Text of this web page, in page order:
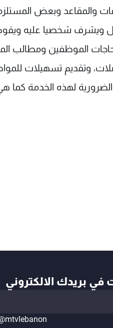
والمقاعد وبعض
ويشرف شخصيا عليه ويقوم
الموظفين ومطالب
وتقديم تسهيلات
الضرورية لهذه الخدمة كما
في بريدك الالكتروني